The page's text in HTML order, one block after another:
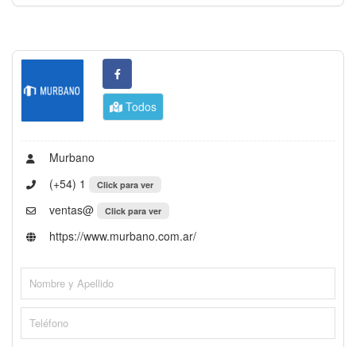
Todos
Murbano
(+54) 1
Click para ver
ventas@ Click para ver
https://www.murbano.com.ar/